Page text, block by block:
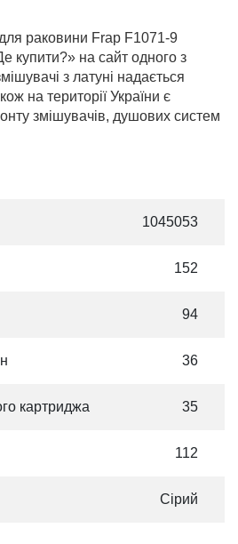
раковини Frap F1071-9
купити?» на сайт одного з
з латуні надається
на території України є
змішувачів, душових систем
1045053
152
94
36
картриджа 35
112
Сірий